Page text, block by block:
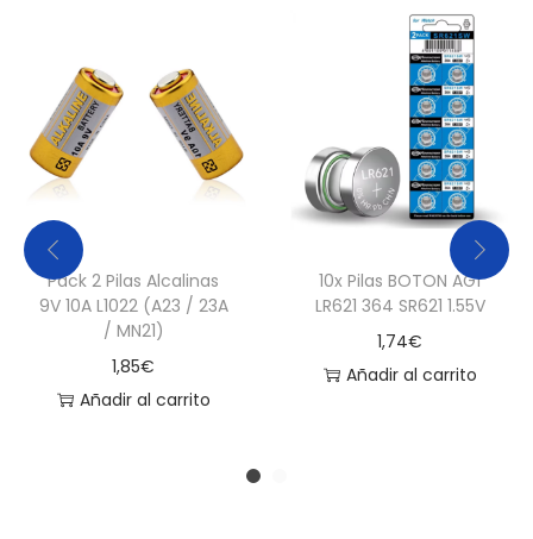
Pack 2 Pilas Alcalinas
9V 10A L1022 (A23 / 23A
/ MN21)
1,85€
Añadir al carrito
10x Pilas BOTON AG1
LR621 364 SR621 1.55V
1,74€
Añadir al carrito